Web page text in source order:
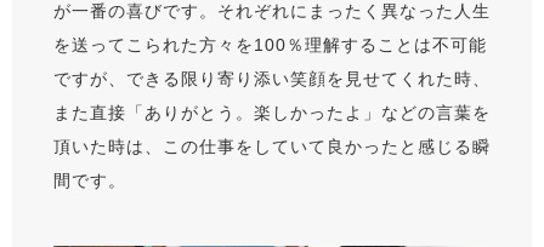
が一番の喜びです。それぞれにまったく異なった人生
を送ってこられた方々を100％理解することは不可能
ですが、できる限り寄り添い笑顔を見せてくれた時、
また直接「ありがとう。楽しかったよ」などの言葉を
頂いた時は、この仕事をしていて良かったと感じる瞬
間です。